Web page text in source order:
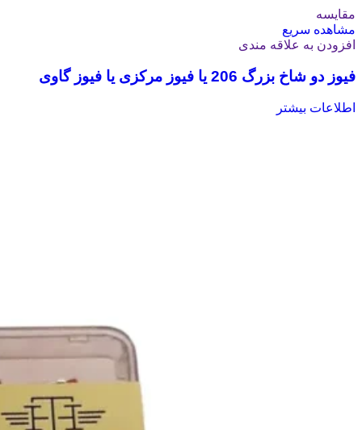
مقایسه
مشاهده سریع
افزودن به علاقه مندی
فیوز دو شاخ بزرگ 206 یا فیوز مرکزی یا فیوز گاوی
اطلاعات بیشتر